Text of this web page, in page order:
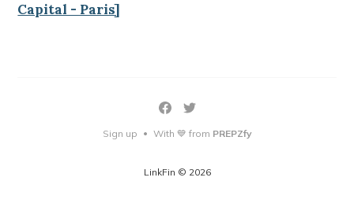
Capital - Paris]
LinkFin © 2026
Sign up • With 💙 from PREPZfy